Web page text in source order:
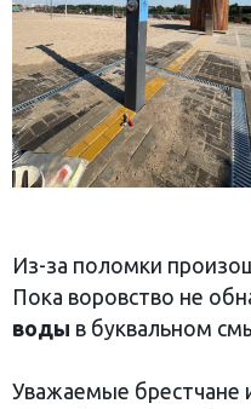
Из-за поломки
Пока воровство не
воды в буквальном
Уважаемые брестчане